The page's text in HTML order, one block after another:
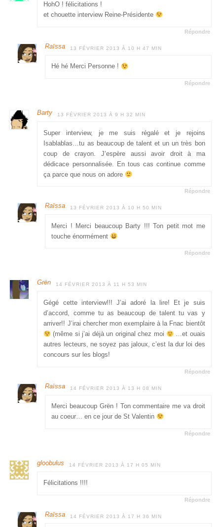
HohO ! félicitations !
et chouette interview Reine-Présidente
Répondre
Raïssa 13 FÉVRIER 2013 À 10 H 47 MIN
Hé hé Merci Personne !
Répondre
Barty 13 FÉVRIER 2013 À 9 H 32 MIN
Super interview, je me suis régalé et je rejoins
Isablablas…tu as beaucoup de talent et un un très bon
coup de crayon. J’espère aussi avoir droit à ma
dédicace personnalisée. En tous cas continue comme
ça parce que nous on adore
Répondre
Raïssa 13 FÉVRIER 2013 À 10 H 50 MIN
Merci ! Merci beaucoup Barty !!! Ton petit mot me
touche énormément
Répondre
Grën 14 FÉVRIER 2013 À 11 H 53 MIN
Gégé cette interview!!! J’ai adoré la lire! Et je suis
d’accord, comme tu as beaucoup de talent tu vas y
arriver!! J’irai chercher mon exemplaire à la Fnac bientôt
(même si j’ai déjà un original chez moi
…et ouais
autres lecteurs, ne soyez pas jaloux, c’est la dur loi des
concours sur les blogs!
Répondre
Raïssa 14 FÉVRIER 2013 À 13 H 08 MIN
Merci beaucoup Grën ! Ton commentaire me va droit
au coeur… en ce jour de St Valentin
Répondre
gloobulus 14 FÉVRIER 2013 À 17 H 05 MIN
Félicitations !!!!
Répondre
Raïssa 14 FÉVRIER 2013 À 17 H 36 MIN